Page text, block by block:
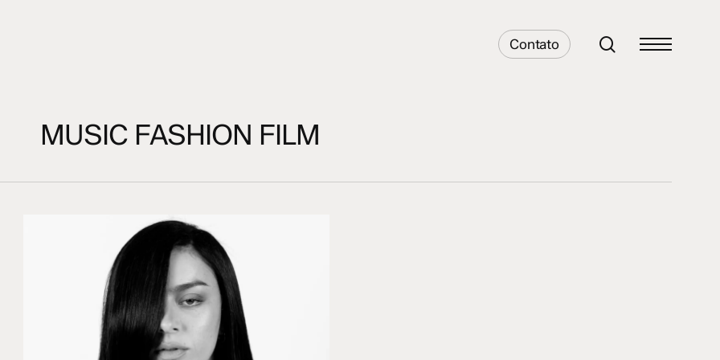
Contato search
Menu
MUSIC FASHION FILM